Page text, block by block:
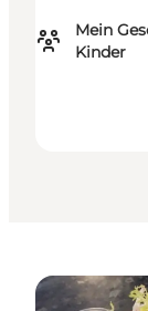
Mein
Kinder